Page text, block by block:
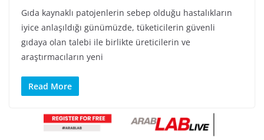
Gıda kaynaklı patojenlerin sebep olduğu hastalıkların
iyice anlaşıldığı günümüzde, tüketicilerin güvenli
gıdaya olan talebi ile birlikte üreticilerin ve
araştırmacıların yeni
Read More